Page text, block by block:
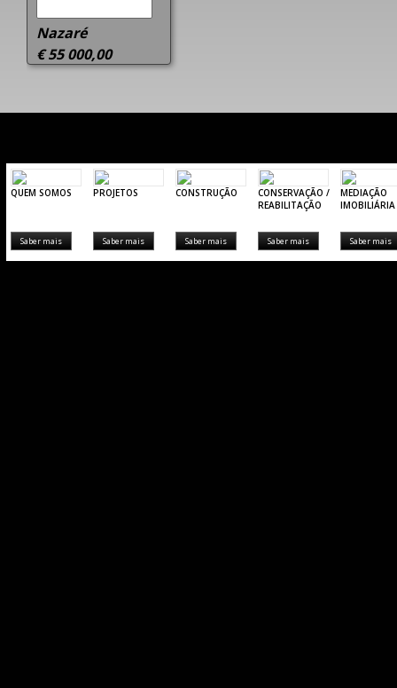
Nazaré
€ 55 000,00
QUEM SOMOS
Saber mais
PROJETOS
Saber mais
CONSTRUÇÃO
Saber mais
CONSERVAÇÃO /
REABILITAÇÃO
Saber mais
MEDIAÇÃO
IMOBILIÁRIA
Saber mais